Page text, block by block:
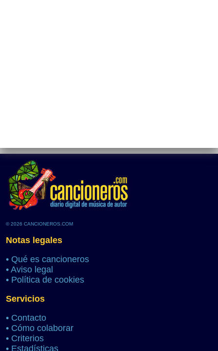
© 2026 CANCIONEROS.COM
Notas legales
• Qué es cancioneros
• Aviso legal
• Política de cookies
Servicios
• Contacto
• Cómo colaborar
• Criterios
• Estadísticas